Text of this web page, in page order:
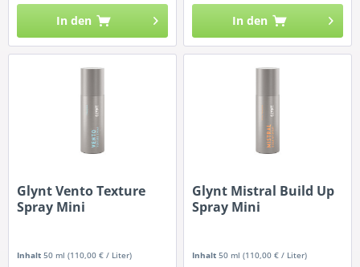
In den In den
Glynt Vento Texture
Spray Mini
Inhalt50 ml(110,00 € / Liter)
Glynt Mistral Build Up
Spray Mini
Inhalt50 ml(110,00 € / Liter)